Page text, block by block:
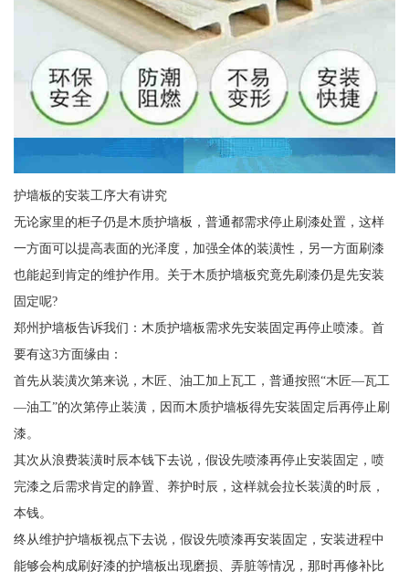
护墙板的安装工序大有讲究
无论家里的柜子仍是木质护墙板，普通都需求停止刷漆处置，这样
一方面可以提高表面的光泽度，加强全体的装潢性，另一方面刷漆
也能起到肯定的维护作用。关于木质护墙板究竟先刷漆仍是先安装
固定呢?
郑州护墙板告诉我们：木质护墙板需求先安装固定再停止喷漆。首
要有这3方面缘由：
首先从装潢次第来说，木匠、油工加上瓦工，普通按照“木匠—瓦工
—油工”的次第停止装潢，因而木质护墙板得先安装固定后再停止刷
漆。
其次从浪费装潢时辰本钱下去说，假设先喷漆再停止安装固定，喷
完漆之后需求肯定的静置、养护时辰，这样就会拉长装潢的时辰，
本钱。
终从维护护墙板视点下去说，假设先喷漆再安装固定，安装进程中
能够会构成刷好漆的护墙板出现磨损、弄脏等情况，那时再修补比